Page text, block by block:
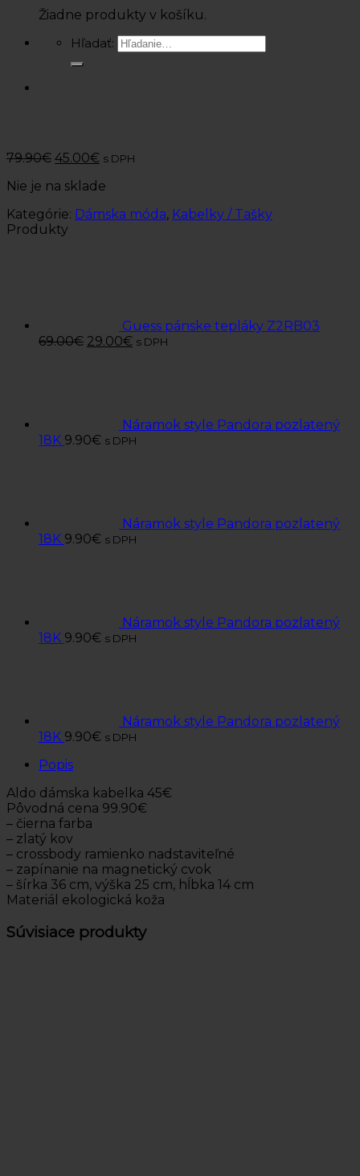
Žiadne produkty v košíku.
Hľadať:
79.90€ 45.00€ s DPH
Nie je na sklade
Kategórie: Dámska móda, Kabelky / Tašky
Produkty
Guess pánske tepláky Z2RB03
69.00€ 29.00€ s DPH
Náramok style Pandora pozlatený
18K 9.90€ s DPH
Náramok style Pandora pozlatený
18K 9.90€ s DPH
Náramok style Pandora pozlatený
18K 9.90€ s DPH
Náramok style Pandora pozlatený
18K 9.90€ s DPH
Popis
Aldo dámska kabelka 45€
Pôvodná cena 99.90€
– čierna farba
– zlatý kov
– crossbody ramienko nadstaviteľné
– zapínanie na magnetický cvok
– šírka 36 cm, výška 25 cm, hĺbka 14 cm
Materiál ekologická koža
Súvisiace produkty